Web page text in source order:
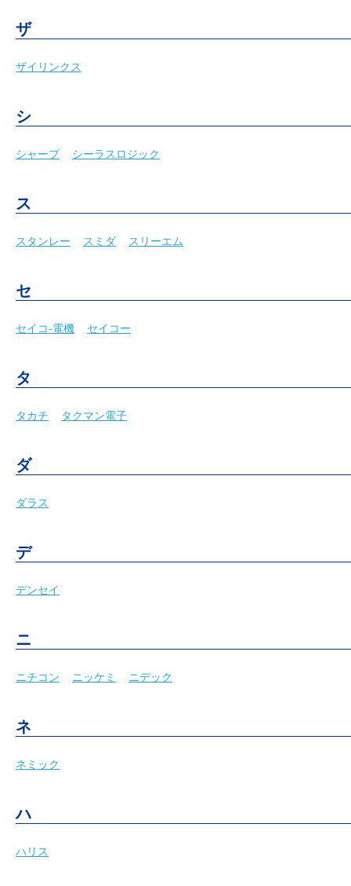
ザ
ザイリンクス
シ
シャープ シーラスロジック
ス
スタンレー スミダ スリーエム
セ
セイコ-電機 セイコー
タ
タカチ タクマン電子
ダ
ダラス
デ
デンセイ
ニ
ニチコン ニッケミ ニデック
ネ
ネミック
ハ
ハリス